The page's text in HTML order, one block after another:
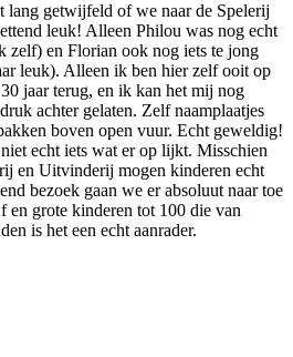
lang getwijfeld of we naar de Spelerij
leuk! Alleen Philou was nog echt
zelf) en Florian ook nog iets te jong
leuk). Alleen ik ben hier zelf ooit op
jaar terug, en ik kan het mij nog
achter gelaten. Zelf naamplaatjes
boven open vuur. Echt geweldig!
echt iets wat er op lijkt. Misschien
en Uitvinderij mogen kinderen echt
bezoek gaan we er absoluut naar toe
en grote kinderen tot 100 die van
is het een echt aanrader.